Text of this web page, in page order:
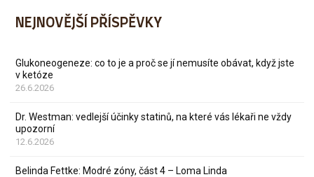
NEJNOVĚJŠÍ PŘÍSPĚVKY
Glukoneogeneze: co to je a proč se jí nemusíte obávat, když jste
v ketóze
26.6.2026
Dr. Westman: vedlejší účinky statinů, na které vás lékaři ne vždy
upozorní
12.6.2026
Belinda Fettke: Modré zóny, část 4 – Loma Linda